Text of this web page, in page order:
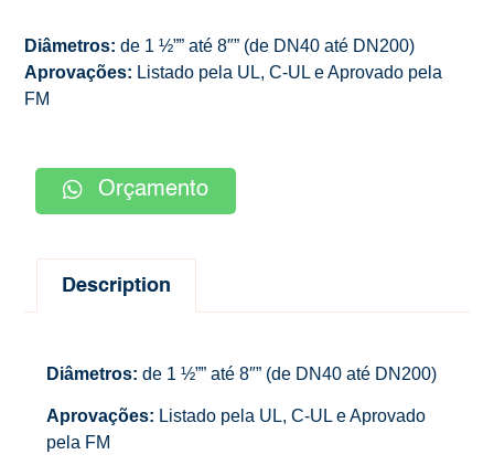
Diâmetros:de 1 ½”” até 8″” (de DN40 até DN200)
Aprovações: Listado pela UL, C-UL e Aprovado pela
FM
Orçamento
Description
Diâmetros:de 1 ½”” até 8″” (de DN40 até DN200)
Aprovações: Listado pela UL, C-UL e Aprovado
pela FM